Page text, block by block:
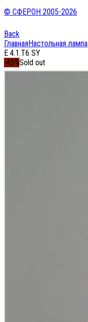
© СФЕРОН 2005-2026
Back
ГлавнаяНастольная лампа
E 4.1.T6 SY
-45%Sold out